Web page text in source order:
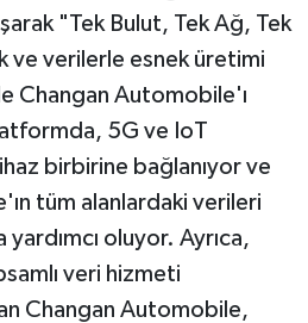
"Tek Bulut, Tek Ağ, Tek
ve verilerle esnek üretimi
Changan Automobile'ı
5G ve IoT
birbirine bağlanıyor ve
tüm alanlardaki verileri
oluyor. Ayrıca,
veri hizmeti
Changan Automobile,